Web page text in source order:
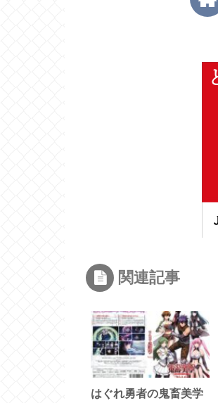
関連記事
はぐれ勇者の鬼畜美学